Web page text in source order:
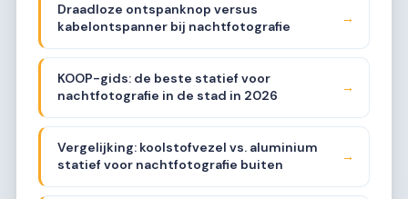
Draadloze ontspanknop versus
kabelontspanner bij nachtfotografie
→
KOOP-gids: de beste statief voor
nachtfotografie in de stad in 2026
→
Vergelijking: koolstofvezel vs. aluminium
statief voor nachtfotografie buiten
→